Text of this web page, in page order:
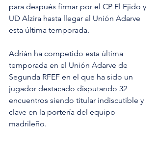
para después firmar por el CP El Ejido y
UD Alzira hasta llegar al Unión Adarve
esta última temporada.
Adrián ha competido esta última
temporada en el Unión Adarve de
Segunda RFEF en el que ha sido un
jugador destacado disputando 32
encuentros siendo titular indiscutible y
clave en la portería del equipo
madrileño.